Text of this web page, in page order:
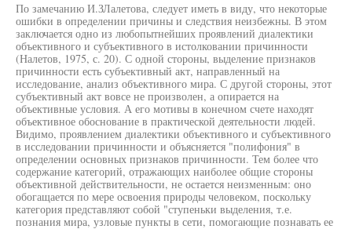
По замечанию И.ЗЛалетова, следует иметь в виду, что некоторые
ошибки в определении причины и следствия неизбежны. В этом
заключается одно из любопытнейших проявлений диалектики
объективного и субъективного в истолковании причинности
(Налетов, 1975, с. 20). С одной стороны, выделение признаков
причинности есть субъективный акт, направленный на
исследование, анализ объективного мира. С другой стороны, этот
субъективный акт вовсе не произволен, а опирается на
объективные условия. А его мотивы в конечном счете находят
объективное обоснование в практической деятельности людей.
Видимо, проявлением диалектики объективного и субъективного
в исследовании причинности и объясняется "полифония" в
определении основных признаков причинности. Тем более что
содержание категорий, отражающих наиболее общие стороны
объективной действительности, не остается неизменным: оно
обогащается по мере освоения природы человеком, поскольку
категория представляют собой "ступеньки выделения, т.е.
познания мира, узловые пункты в сети, помогающие познавать ее